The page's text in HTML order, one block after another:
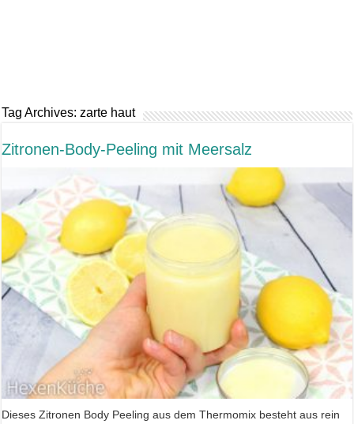
Tag Archives:zarte haut
Zitronen-Body-Peeling mit Meersalz
Dieses Zitronen Body Peeling aus dem Thermomix besteht aus rein